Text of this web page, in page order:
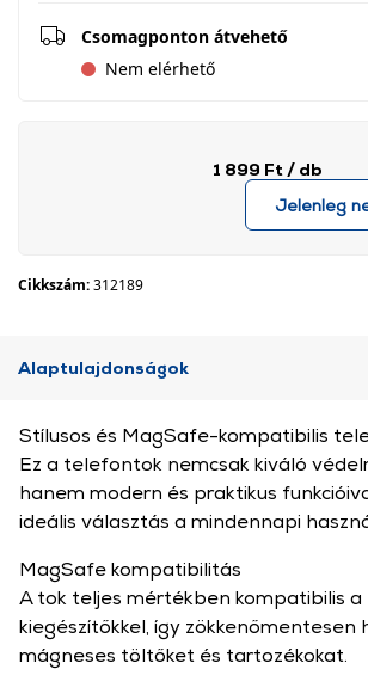
Csomagponton átvehető
Nem elérhető
1 899 Ft / db
Jelenleg
Cikkszám:312189
Alaptulajdonságok
Stílusos és MagSafe-kompatibilis
Ez a telefontok nemcsak kiváló
hanem modern és praktikus
ideális választás a mindennapi
MagSafe kompatibilitás
A tok teljes mértékben kompatibilis
kiegészítőkkel, így zökkenőmentesen
mágneses töltőket és tartozékokat.